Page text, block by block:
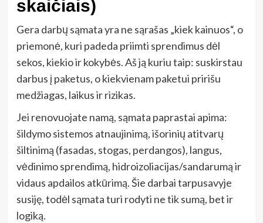
skaičiais)
Gera darbų sąmata yra ne sąrašas „kiek kainuos“, o
priemonė, kuri padeda priimti sprendimus dėl
sekos, kiekio ir kokybės. Aš ją kuriu taip: suskirstau
darbus į paketus, o kiekvienam paketui pririšu
medžiagas, laikus ir rizikas.
Jei renovuojate namą, sąmata paprastai apima:
šildymo sistemos atnaujinimą, išorinių atitvarų
šiltinimą (fasadas, stogas, perdangos), langus,
vėdinimo sprendimą, hidroizoliacijas/sandarumą ir
vidaus apdailos atkūrimą. Šie darbai tarpusavyje
susiję, todėl sąmata turi rodyti ne tik sumą, bet ir
logiką.